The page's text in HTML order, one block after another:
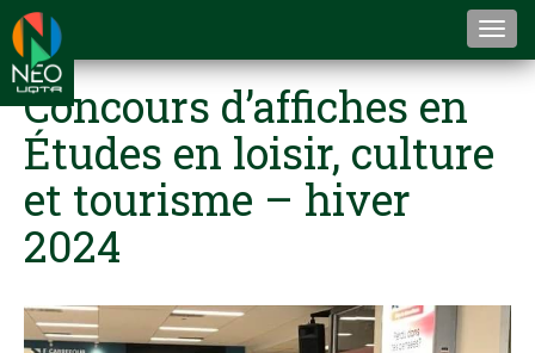
Concours d’affiches en
Études en loisir, culture
et tourisme – hiver
2024